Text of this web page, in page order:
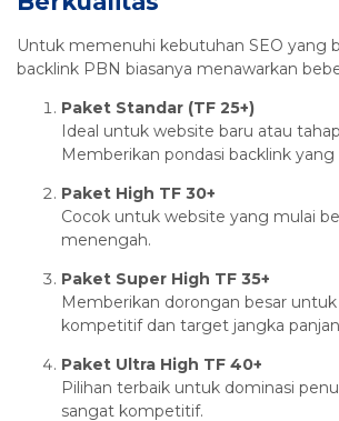
Untuk memenuhi kebutuhan SEO yang
backlink PBN biasanya menawarkan
Paket Standar (TF 25+)
Ideal untuk website baru atau
Memberikan pondasi backlink yang
Paket High TF 30+
Cocok untuk website yang mulai
menengah.
Paket Super High TF 35+
Memberikan dorongan besar
kompetitif dan target jangka
Paket Ultra High TF 40+
Pilihan terbaik untuk dominasi
sangat kompetitif.